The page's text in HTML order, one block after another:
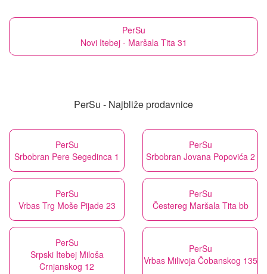
PerSu
Novi Itebej - Maršala Tita 31
PerSu - Najbliže prodavnice
PerSu
Srbobran Pere Segedinca 1
PerSu
Srbobran Jovana Popovića 2
PerSu
Vrbas Trg Moše Pijade 23
PerSu
Čestereg Maršala Tita bb
PerSu
Srpski Itebej Miloša
Crnjanskog 12
PerSu
Vrbas Milivoja Čobanskog 135